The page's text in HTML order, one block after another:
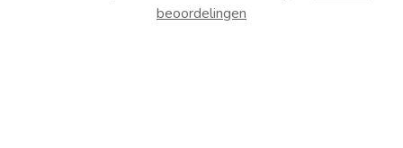
beoordelingen